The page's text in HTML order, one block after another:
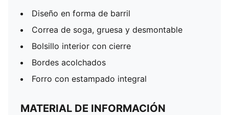
Diseño en forma de barril
Correa de soga, gruesa y desmontable
Bolsillo interior con cierre
Bordes acolchados
Forro con estampado integral
MATERIAL DE INFORMACIÓN